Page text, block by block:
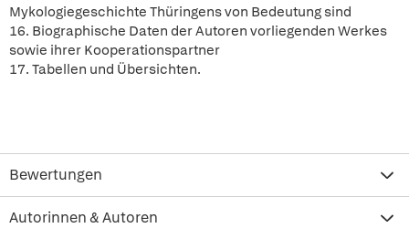
Mykologiegeschichte Thüringens von Bedeutung sind
16. Biographische Daten der Autoren vorliegenden Werkes
sowie ihrer Kooperationspartner
17. Tabellen und Übersichten.
Bewertungen
Autorinnen & Autoren